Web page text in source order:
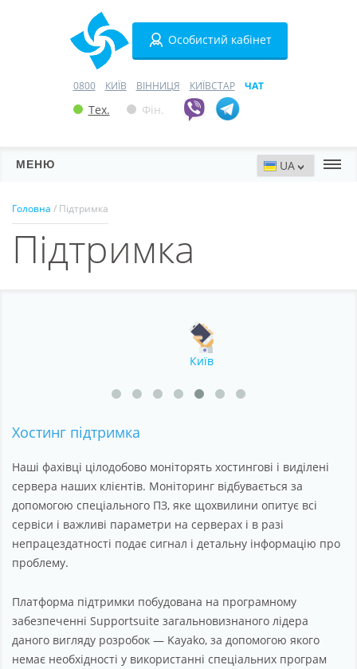
Особистий кабінет
0800 КИЇВ ВІННИЦЯ КИЇВСТАР ЧАТ
Тех. Фін.
МЕНЮ
Домени
Про компанію
Головна / Підтримка
Підтримка
Хостинг підтримка
Наші фахівці цілодобово моніторять хостингові і виділені
сервера наших клієнтів. Моніторинг відбувається за
допомогою спеціального ПЗ, яке щохвилини опитує всі
сервіси і важливі параметри на серверах і в разі
непрацездатності подає сигнал і детальну інформацію про
проблему.
Платформа підтримки побудована на програмному
забезпеченні Supportsuite загальновизнаного лідера
даного вигляду розробок — Kayako, за допомогою якого
немає необхідності у використанні спеціальних програм